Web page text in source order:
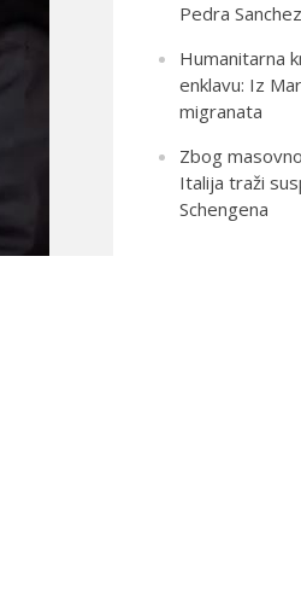
Pedra
Humanitarna
enklavu: Iz
migranata
Zbog
Italija traži
Schengena